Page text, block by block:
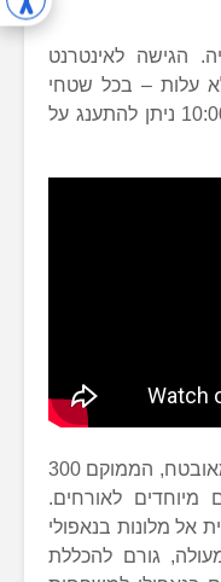
הגישה לאינטרנט
עלות – בכל שטחי
המלון. מדי בוקר בשעות 7:30 – 10:00 ניתן להתענג על
ניתן להשתמש בחניון, המקורה והמאובטח, הממוקם 300
לאורחים.
אל מלונות בנאפולי
גורם להכללת